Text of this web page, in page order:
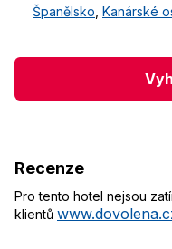
Španělsko Kanárské
Recenze
Pro tento hotel nejsou
klientů